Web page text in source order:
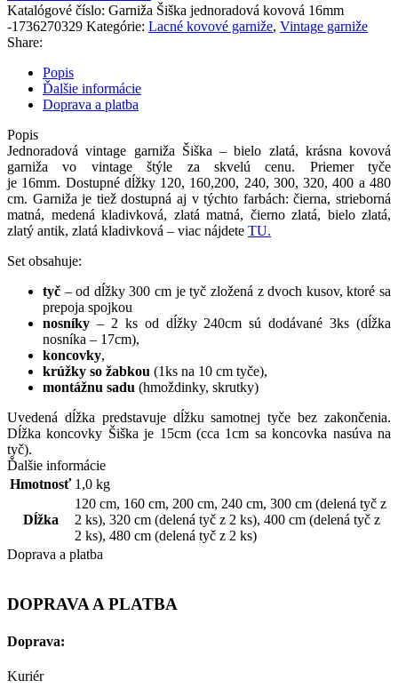
Katalógové číslo: Garniža Šiška jednoradová kovová 16mm
-1736270329 Kategórie: Lacné kovové garniže, Vintage garniže
Share:
Popis
Ďalšie informácie
Doprava a platba
Popis
Jednoradová vintage garniža Šiška – bielo zlatá, krásna kovová
garniža vo vintage štýle za skvelú cenu. Priemer tyče
je 16mm. Dostupné dĺžky 120, 160,200, 240, 300, 320, 400 a 480
cm. Garniža je tiež dostupná aj v týchto farbách: čierna, strieborná
matná, medená kladivková, zlatá matná, čierno zlatá, bielo zlatá,
zlatý antik, zlatá kladivková – viac nájdete TU.
Set obsahuje:
tyč –od dĺžky 300 cm je tyč zložená z dvoch kusov, ktoré sa
prepoja spojkou
nosníky – 2 ks od dĺžky 240cm sú dodávané 3ks (dĺžka
nosníka – 17cm),
koncovky,
krúžky so žabkou (1ks na 10 cm tyče),
montážnu sadu (hmoždinky, skrutky)
Uvedená dĺžka predstavuje dĺžku samotnej tyče bez zakončenia.
Dĺžka koncovky Šiška je 15cm (cca 1cm sa koncovka nasúva na
tyč).
Ďalšie informácie
Hmotnosť 1,0 kg
Dĺžka
120 cm, 160 cm, 200 cm, 240 cm, 300 cm (delená tyč z
2 ks), 320 cm (delená tyč z 2 ks), 400 cm (delená tyč z
2 ks), 480 cm (delená tyč z 2 ks)
Doprava a platba
DOPRAVA A PLATBA
Doprava:
Kuriér